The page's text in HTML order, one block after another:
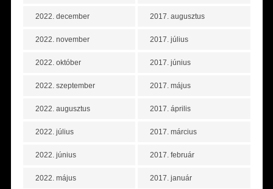
2022. december
2022. november
2022. október
2022. szeptember
2022. augusztus
2022. július
2022. június
2022. május
2017. augusztus
2017. július
2017. június
2017. május
2017. április
2017. március
2017. február
2017. január